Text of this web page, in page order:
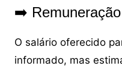
➡️
O salário oferecido
informado, mas